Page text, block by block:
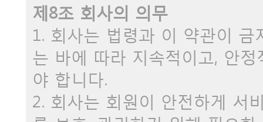
제8조 회사의 의무
1. 회사는 법령과 이 약관이
는 바에 따라 지속적이고, 안
야 합니다.
2. 회사는 회원이 안전하게 서